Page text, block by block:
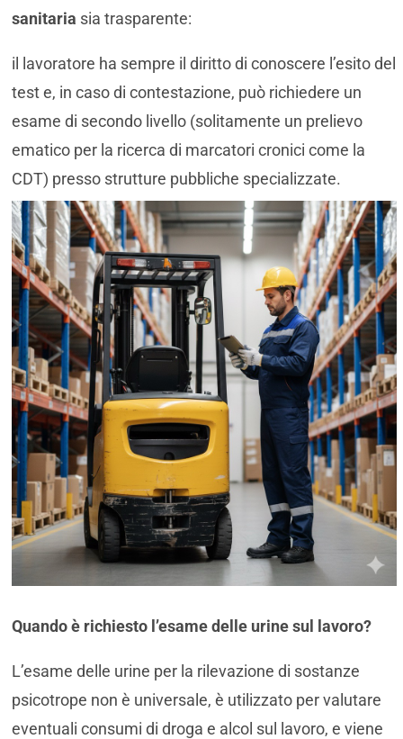
sanitaria sia trasparente:
il lavoratore ha sempre il diritto di conoscere l’esito del
test e, in caso di contestazione, può richiedere un
esame di secondo livello (solitamente un prelievo
ematico per la ricerca di marcatori cronici come la
CDT) presso strutture pubbliche specializzate.
Quando è richiesto l’esame delle urine sul lavoro?
L’esame delle urine per la rilevazione di sostanze
psicotrope non è universale, è utilizzato per valutare
eventuali consumi di droga e alcol sul lavoro, e viene